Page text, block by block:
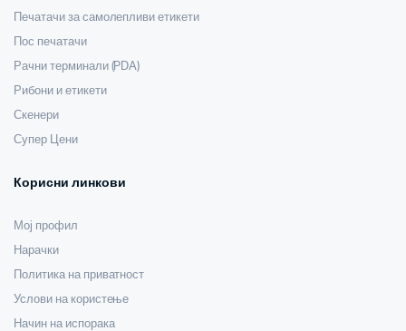
Печатачи за самолепливи етикети
Пос печатачи
Рачни терминали (PDA)
Рибони и етикети
Скенери
Супер Цени
Корисни линкови
Мој профил
Нарачки
Политика на приватност
Услови на користење
Начин на испорака